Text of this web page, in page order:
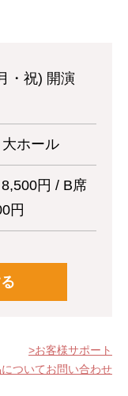
・祝) 開演
ホール
円 / B席
円
お客様サポート
ついてお問い合わせ